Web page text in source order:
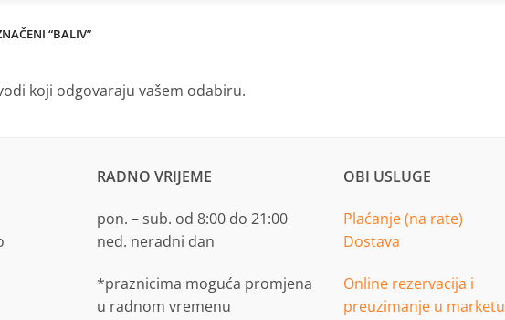
“BALIV”
koji odgovaraju vašem odabiru.
RADNO VRIJEME
pon. – sub. od 8:00 do 21:00
ned. neradni dan
*praznicima moguća promjena
u radnom vremenu
OBI USLUGE
Plaćanje (na rate)
Dostava
Online rezervacija i
preuzimanje u marketu